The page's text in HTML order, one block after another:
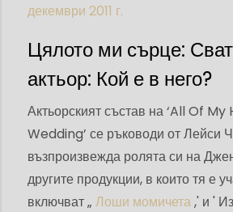
декември 2011 г.
Цялото ми сърце:
актьор: Кой е в него?
Актьорският състав на ‘All Of
Wedding’ се ръководи от Лейси
възпроизвежда ролята си на
другите продукции, в които тя е
включват „ Лоши момичета,' и '